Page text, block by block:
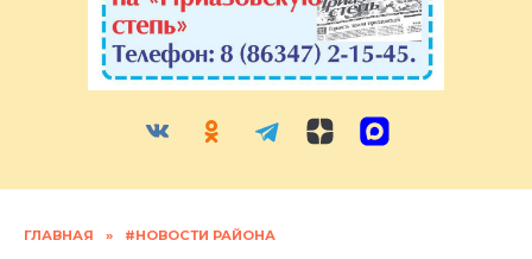
ГЛАВНАЯ » #НОВОСТИ РАЙОНА